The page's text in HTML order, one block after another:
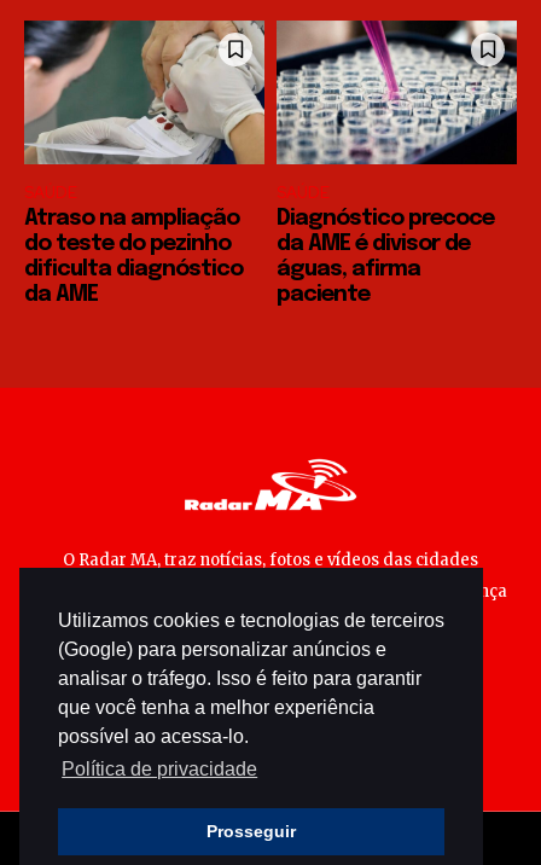
Utilizamos cookies e tecnologias de terceiros
(Google) para personalizar anúncios e
analisar o tráfego. Isso é feito para garantir
que você tenha a melhor experiência
possível ao acessa-lo.
Política de privacidade
Prosseguir
SAÚDE
Atraso na ampliação
do teste do pezinho
dificulta diagnóstico
da AME
SAÚDE
Diagnóstico precoce
da AME é divisor de
águas, afirma
paciente
O Radar MA, traz notícias, fotos e vídeos das cidades
maranhenses; matérias especiais sobre política, segurança
pública e cultura popular.